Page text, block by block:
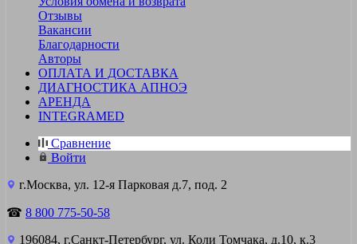
Отзывы
Вакансии
Благодарности
Авторы
ОПЛАТА И ДОСТАВКА
ДИАГНОСТИКА АПНОЭ
АРЕНДА
INTEGRAMED
Сравнение
Войти
г.Москва, ул. 12-я Парковая д.7, под. 2
☎ 8 800 775-50-58
196084, г.Санкт-Петербург, ул. Коли Томчака, д.10, к.3